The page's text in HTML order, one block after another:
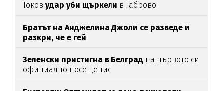
Токовудар уби щъркели в Габрово
Братът на Анджелина Джоли се разведе и
разкри, че е гей
Зеленски пристигна в Белград на първото си
официално посещение